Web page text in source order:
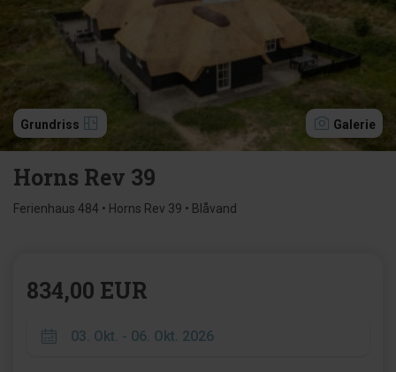
Grundriss Galerie
Horns Rev 39
Ferienhaus 484 • Horns Rev 39 • Blåvand
834,00 EUR